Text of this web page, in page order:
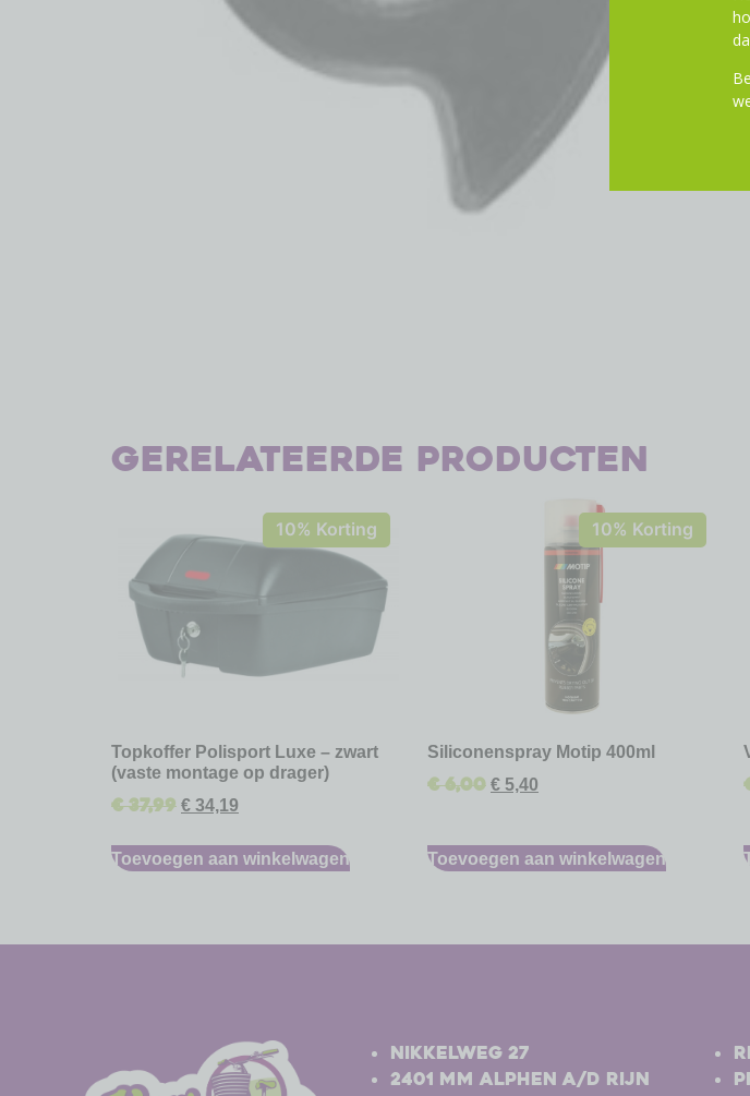
Gerelateerde producten
10% Korting
Topkoffer Polisport Luxe – zwart
(vaste montage op drager)
€37,99 € 34,19
Toevoegen aan winkelwagen
10% Korting
Siliconenspray Motip 400ml
€6,00 € 5,40
Toevoegen aan winkelwagen
Nikkelweg 27
2401 MM Alphen a/d Rijn